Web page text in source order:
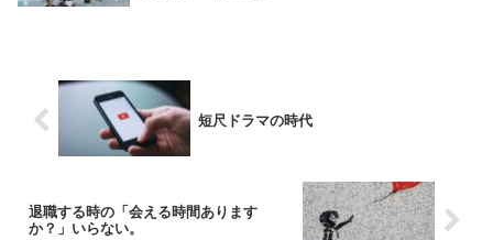
短尺ドラマの時代
退職する時の「会える時間あります
か？」いらない。